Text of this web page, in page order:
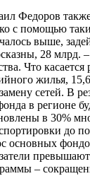
Федоров также
с помощью
выше,
28 млрд.
Что
жилья,
сетей. В
в регионе
в 30%
до
основных
–